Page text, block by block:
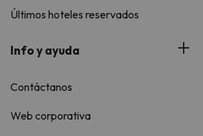
Últimos hoteles reservados
Info y ayuda
Contáctanos
Web corporativa